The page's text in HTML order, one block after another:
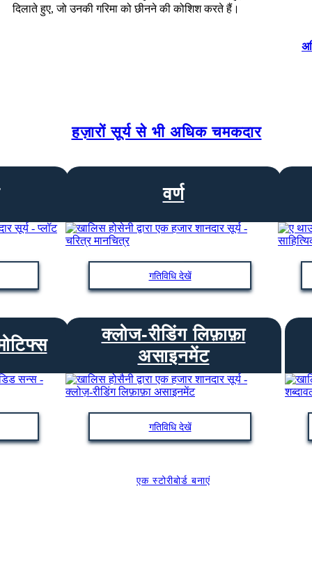
दिलाते हुए, जो उनकी गरिमा को छीनने की कोशिश करते हैं।
हज़ारों सूर्य से भी अधिक चमकदार
वर्ण
गतिविधि देखें
क्लोज-रीडिंग लिफ़ाफ़ा
असाइनमेंट
गतिविधि देखें
एक स्टोरीबोर्ड बनाएं